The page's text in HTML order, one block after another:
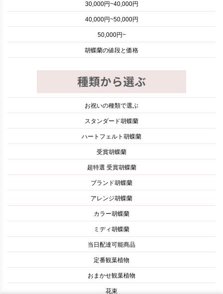
30,000円~40,000円
40,000円~50,000円
50,000円~
胡蝶蘭の値段と価格
お祝いの種類で選ぶ
スタンダード胡蝶蘭
ハートフェルト胡蝶蘭
受賞胡蝶蘭
超特選 受賞胡蝶蘭
ブランド胡蝶蘭
アレンジ胡蝶蘭
カラー胡蝶蘭
ミディ胡蝶蘭
当日配達可能商品
定番観葉植物
おまかせ観葉植物
花束